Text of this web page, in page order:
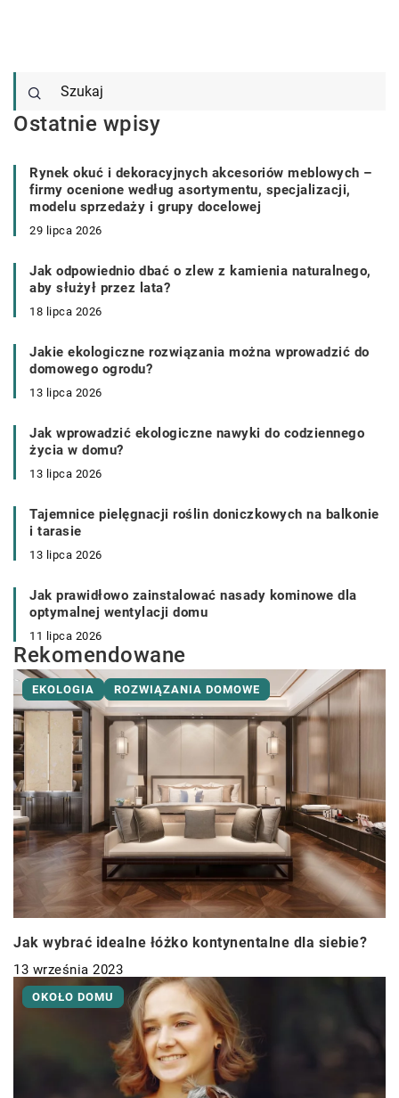
Ostatnie wpisy
Rynek okuć i dekoracyjnych akcesoriów meblowych –
firmy ocenione według asortymentu, specjalizacji,
modelu sprzedaży i grupy docelowej
29 lipca 2026
Jak odpowiednio dbać o zlew z kamienia naturalnego,
aby służył przez lata?
18 lipca 2026
Jakie ekologiczne rozwiązania można wprowadzić do
domowego ogrodu?
13 lipca 2026
Jak wprowadzić ekologiczne nawyki do codziennego
życia w domu?
13 lipca 2026
Tajemnice pielęgnacji roślin doniczkowych na balkonie
i tarasie
13 lipca 2026
Jak prawidłowo zainstalować nasady kominowe dla
optymalnej wentylacji domu
11 lipca 2026
Rekomendowane
EKOLOGIA ROZWIĄZANIA DOMOWE
Jak wybrać idealne łóżko kontynentalne dla siebie?
13 września 2023
OKOŁO DOMU